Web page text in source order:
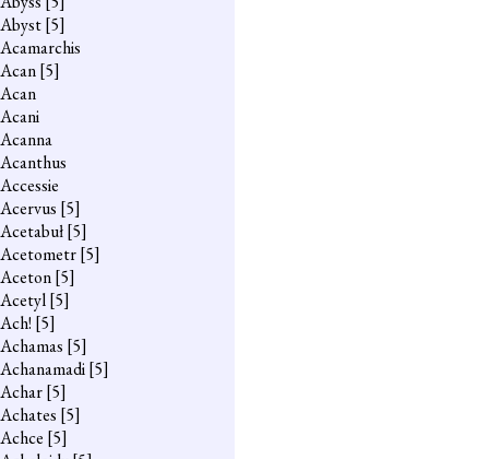
Abyst[5]
Acamarchis
Acan[5]
Acan
Acani
Acanna
Acanthus
Accessie
Acervus [5]
Acetabuł[5]
Acetometr[5]
Aceton[5]
Acetyl[5]
Ach! [5]
Achamas [5]
Achanamadi[5]
Achar[5]
Achates [5]
Achce [5]